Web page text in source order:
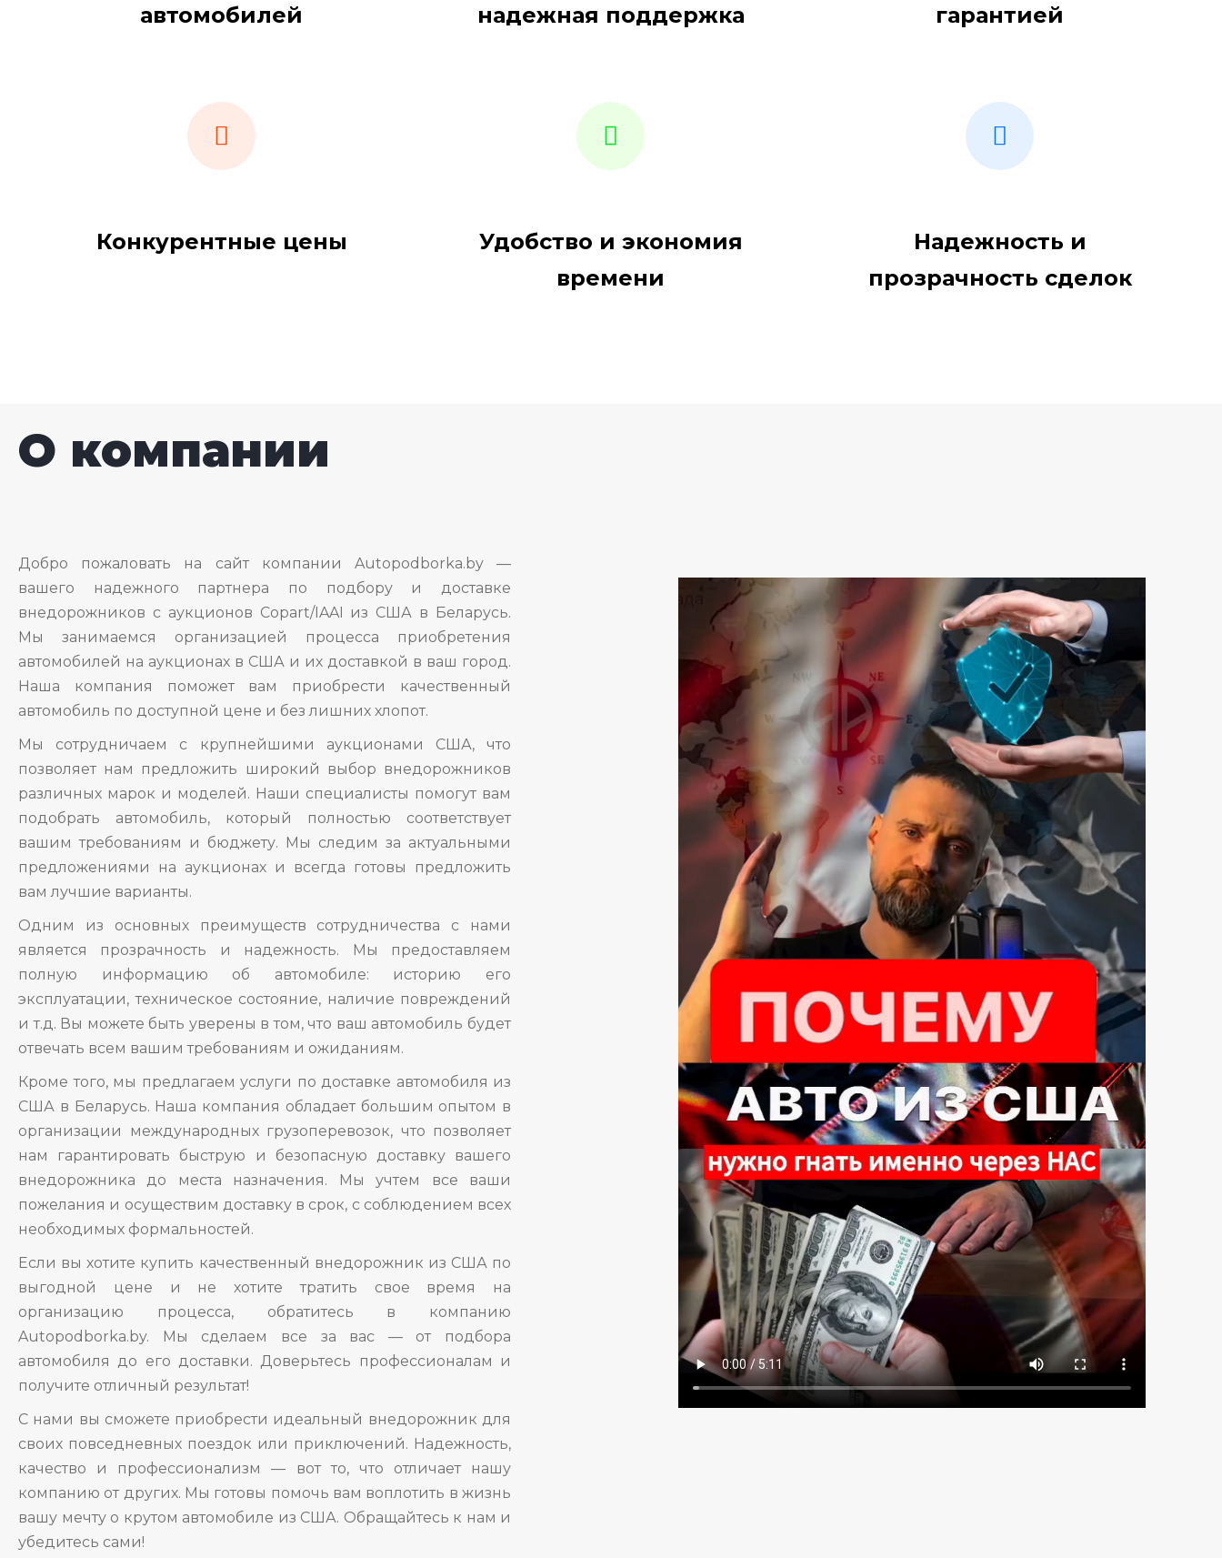
автомобилей
надежная поддержка
гарантией
Конкурентные цены
Удобство и экономия
времени
Надежность и
прозрачность сделок
О компании
Добро пожаловать на сайт компании Autopodborka.by —
вашего надежного партнера по подбору и доставке
внедорожников с аукционов Copart/IAAI из США в Беларусь.
Мы занимаемся организацией процесса приобретения
автомобилей на аукционах в США и их доставкой в ваш город.
Наша компания поможет вам приобрести качественный
автомобиль по доступной цене и без лишних хлопот.
Мы сотрудничаем с крупнейшими аукционами США, что
позволяет нам предложить широкий выбор внедорожников
различных марок и моделей. Наши специалисты помогут вам
подобрать автомобиль, который полностью соответствует
вашим требованиям и бюджету. Мы следим за актуальными
предложениями на аукционах и всегда готовы предложить
вам лучшие варианты.
Одним из основных преимуществ сотрудничества с нами
является прозрачность и надежность. Мы предоставляем
полную информацию об автомобиле: историю его
эксплуатации, техническое состояние, наличие повреждений
и т.д. Вы можете быть уверены в том, что ваш автомобиль будет
отвечать всем вашим требованиям и ожиданиям.
Кроме того, мы предлагаем услуги по доставке автомобиля из
США в Беларусь. Наша компания обладает большим опытом в
организации международных грузоперевозок, что позволяет
нам гарантировать быструю и безопасную доставку вашего
внедорожника до места назначения. Мы учтем все ваши
пожелания и осуществим доставку в срок, с соблюдением всех
необходимых формальностей.
Если вы хотите купить качественный внедорожник из США по
выгодной цене и не хотите тратить свое время на
организацию процесса, обратитесь в компанию
Autopodborka.by. Мы сделаем все за вас — от подбора
автомобиля до его доставки. Доверьтесь профессионалам и
получите отличный результат!
С нами вы сможете приобрести идеальный внедорожник для
своих повседневных поездок или приключений. Надежность,
качество и профессионализм — вот то, что отличает нашу
компанию от других. Мы готовы помочь вам воплотить в жизнь
вашу мечту о крутом автомобиле из США. Обращайтесь к нам и
убедитесь сами!